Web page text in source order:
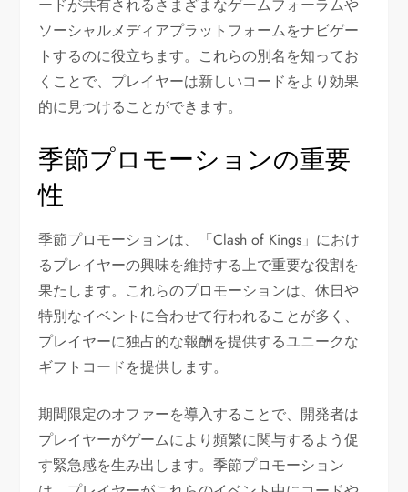
ードが共有されるさまざまなゲームフォーラムや
ソーシャルメディアプラットフォームをナビゲー
トするのに役立ちます。これらの別名を知ってお
くことで、プレイヤーは新しいコードをより効果
的に見つけることができます。
季節プロモーションの重要
性
季節プロモーションは、「Clash of Kings」におけ
るプレイヤーの興味を維持する上で重要な役割を
果たします。これらのプロモーションは、休日や
特別なイベントに合わせて行われることが多く、
プレイヤーに独占的な報酬を提供するユニークな
ギフトコードを提供します。
期間限定のオファーを導入することで、開発者は
プレイヤーがゲームにより頻繁に関与するよう促
す緊急感を生み出します。季節プロモーション